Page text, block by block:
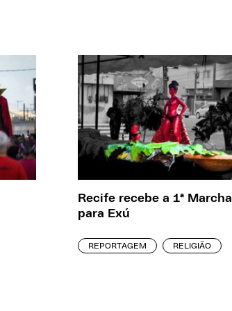
Recife recebe a 1ª Marcha
para Exú
REPORTAGEM RELIGIÃO